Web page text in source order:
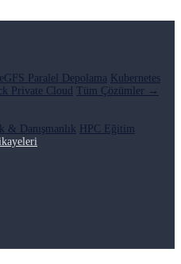
Paralel Depolama
Kubernetes
Private Cloud Tüm Çözümler →
& Danışmanlık
HPC Eğitim